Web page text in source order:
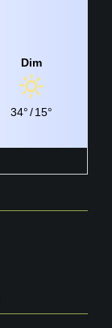
Dim
34°/15°